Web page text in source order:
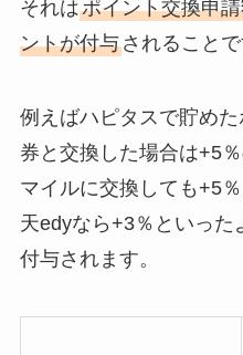
それはポイント交換申
ントが付与されることで
例えばハピタスで貯め
券と交換した場合は+5
マイルに交換しても+5
天edyなら+3％といっ
付与されます。